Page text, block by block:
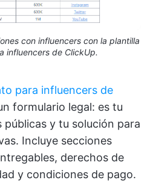
con influencers con la plantilla
influencers de ClickUp.
para influencers de
formulario legal: es tu
públicas y tu solución para
Incluye secciones
derechos de
y condiciones de pago.